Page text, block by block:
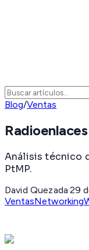
Blog/Ventas
Análisis técnico
PtMP.
David Quezada·29
VentasNetworking